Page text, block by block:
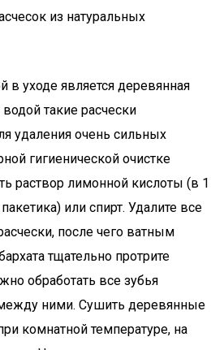
из натуральных
в уходе является деревянная
такие расчески
удаления очень сильных
гигиенической очистке
раствор лимонной кислоты (в 1
или спирт. Удалите все
после чего ватным
тщательно протрите
обработать все зубья
ними. Сушить деревянные
комнатной температуре, на